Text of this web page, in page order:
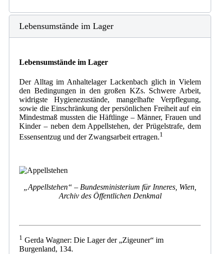
Lebensumstände im Lager
Lebensumstände im Lager
Der Alltag im Anhaltelager Lackenbach glich in Vielem
den Bedingungen in den großen KZs. Schwere Arbeit,
widrigste Hygienezustände, mangelhafte Verpflegung,
sowie die Einschränkung der persönlichen Freiheit auf ein
Mindestmaß mussten die Häftlinge – Männer, Frauen und
Kinder – neben dem Appellstehen, der Prügelstrafe, dem
Essensentzug und der Zwangsarbeit ertragen.1
„Appellstehen“ – Bundesministerium für Inneres, Wien,
Archiv des Öffentlichen Denkmal
1 Gerda Wagner: Die Lager der „Zigeuner“ im
Burgenland, 134.